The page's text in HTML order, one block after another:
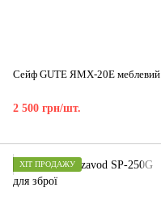
Сейф GUTE ЯМХ-20Е меблевий
2 500 грн/шт.
ХІТ ПРОДАЖУ